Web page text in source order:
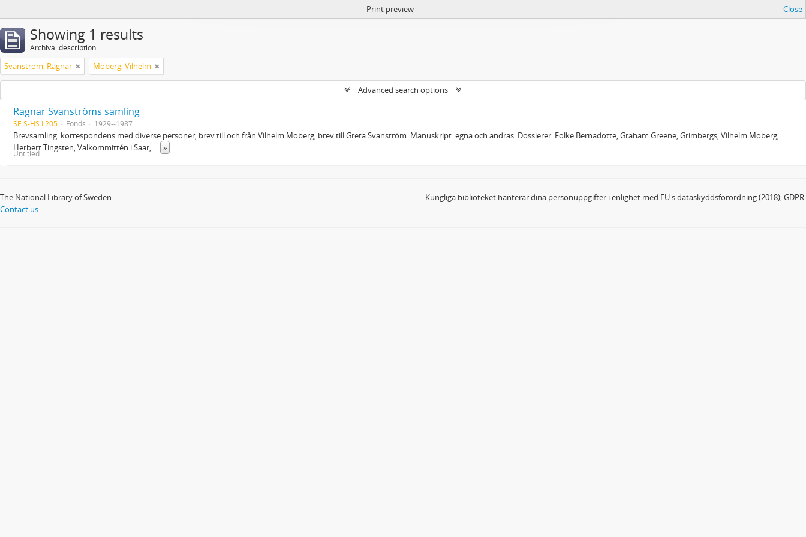
Print preview Close
Showing 1 results
Archival description
Svanström, Ragnar Moberg, Vilhelm
Advanced search options
Ragnar Svanströms samling
SE S-HS L205 Fonds 1929--1987
Brevsamling: korrespondens med diverse personer, brev till och från Vilhelm Moberg, brev till Greta Svanström. Manuskript: egna och andras. Dossierer: Folke Bernadotte, Graham Greene, Grimbergs, Vilhelm Moberg,
Herbert Tingsten, Valkommittén i Saar, ... »
Untitled
The National Library of Sweden
Contact us
Kungliga biblioteket hanterar dina personuppgifter i enlighet med EU:s dataskyddsförordning (2018), GDPR.